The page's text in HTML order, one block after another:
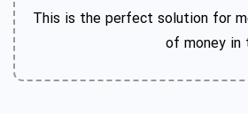
! This is the perfect solution for
of money in